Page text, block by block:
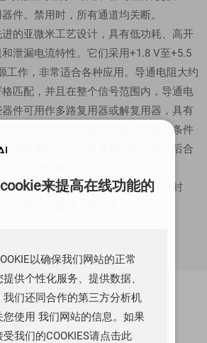
件。禁用时，所有通道均关断。
的亚微米工艺设计，具有低功耗、高开
泄漏电流特性。它们采用+1.8 V至+5.5
工作，非常适合各种应用。导通电阻大约
匹配，并且在整个信号范围内，导通电
件可用作多路复用器或解复用器，具有
围可扩展至电源电压范围。在断开条件
电平被阻止。所有通道均采用先开后合
发生瞬时短路。
供48引脚QFN-48或48引脚TQFP两种封
行接口的器件，请参考
来提高在线功能的
以确保我们网站的正常
供个性化服务、提供数据、
我们还同合作的第三方分析机
您使用 我们网站的信息。如果
我们的COOKIES请点击此